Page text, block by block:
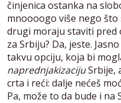
činjenica ostanka na
mnoooogo više nego što
drugi moraju staviti pred
za Srbiju? Da, jeste.
takvu opciju, koja bi
naprednjakizacijuSrbije,
crta i reći: dalje nećeš
Pa, može to da bude i na